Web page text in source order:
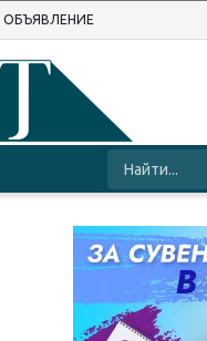
ОБЪЯВЛЕНИЕ